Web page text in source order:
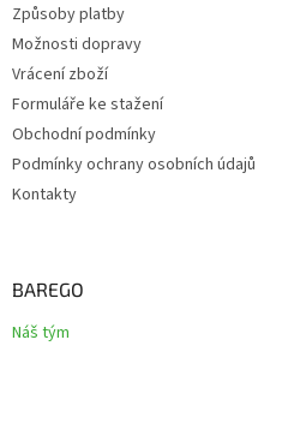
Způsoby platby
Možnosti dopravy
Vrácení zboží
Formuláře ke stažení
Obchodní podmínky
Podmínky ochrany osobních údajů
Kontakty
BAREGO
Náš tým